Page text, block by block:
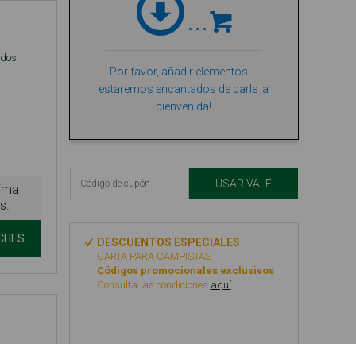
...
Por favor, añadir elementos ...
estaremos encantados de darle la
bienvenida!
USAR VALE
DESCUENTOS ESPECIALES
CARTA PARA CAMPISTAS
Códigos promocionales exclusivos
Consulta las condiciones aquí.